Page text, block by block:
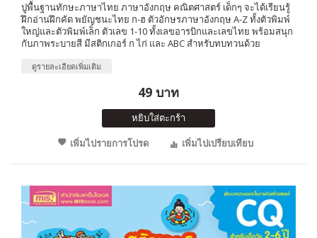
ปูพื้นฐานทักษะภาษาไทย ภาษาอังกฤษ คณิตศาสตร์ เด็กๆ จะได้เรียนรู้
ฝึกอ่านฝึกคัด พยัญชนะไทย ก-ฮ ตัวอักษรภาษาอังกฤษ A-Z ทั้งตัวพิมพ์
ใหญ่และตัวพิมพ์เล็ก ตัวเลข 1-10 ทั้งเลขอารบิกและเลขไทย พร้อมสนุก
กับภาพระบายสี มีสติกเกอร์ ก ไก่ และ ABC สำหรับทบทวนด้วย
ดูรายละเอียดเพิ่มเติม
49 บาท
หยิบใส่ตะกร้า
เพิ่มไปรายการโปรด
เพิ่มไปเปรียบเทียบ